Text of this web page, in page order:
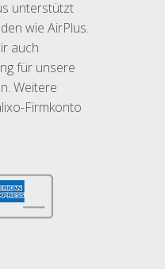
unterstützt
wie AirPlus.
auch
für unsere
Weitere
Firmkonto